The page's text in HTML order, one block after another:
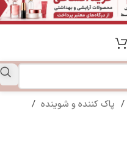
/ پاک کننده و شوینده /